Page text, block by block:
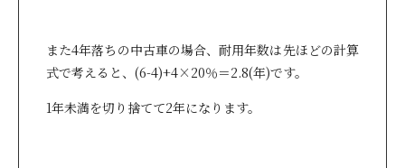
また4年落ちの中古車の場合、耐用年数は先ほどの計算
式で考えると、(6-4)+4×20％＝2.8(年)です。
1年未満を切り捨てて2年になります。